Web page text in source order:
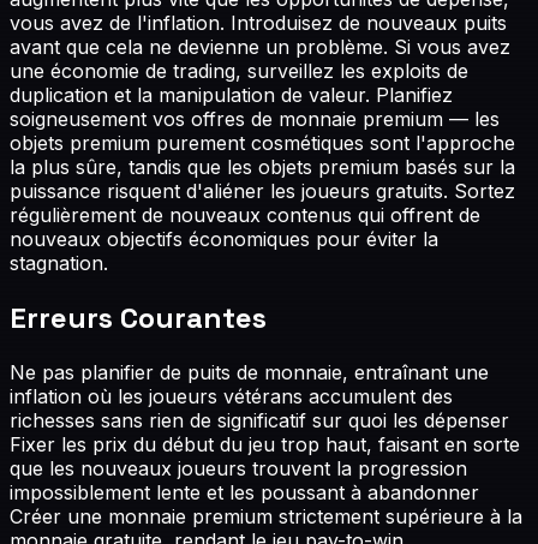
vous avez de l'inflation. Introduisez de nouveaux puits
avant que cela ne devienne un problème. Si vous avez
une économie de trading, surveillez les exploits de
duplication et la manipulation de valeur. Planifiez
soigneusement vos offres de monnaie premium — les
objets premium purement cosmétiques sont l'approche
la plus sûre, tandis que les objets premium basés sur la
puissance risquent d'aliéner les joueurs gratuits. Sortez
régulièrement de nouveaux contenus qui offrent de
nouveaux objectifs économiques pour éviter la
stagnation.
Erreurs Courantes
Ne pas planifier de puits de monnaie, entraînant une
inflation où les joueurs vétérans accumulent des
richesses sans rien de significatif sur quoi les dépenser
Fixer les prix du début du jeu trop haut, faisant en sorte
que les nouveaux joueurs trouvent la progression
impossiblement lente et les poussant à abandonner
Créer une monnaie premium strictement supérieure à la